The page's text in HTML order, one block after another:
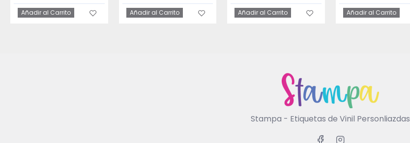
Añadir al Carrito Añadir al Carrito Añadir al Carrito Añadir al Carrito
Stampa - Etiquetas de Vinil Personliazdas